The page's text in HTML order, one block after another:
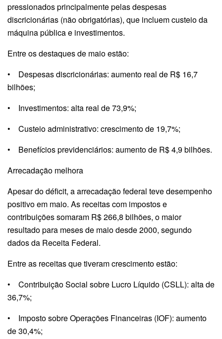
pressionados principalmente pelas despesas
discricionárias (não obrigatórias), que incluem custeio da
máquina pública e investimentos.
Entre os destaques de maio estão:
• Despesas discricionárias: aumento real de R$ 16,7
bilhões;
• Investimentos: alta real de 73,9%;
• Custeio administrativo: crescimento de 19,7%;
• Benefícios previdenciários: aumento de R$ 4,9 bilhões.
Arrecadação melhora
Apesar do déficit, a arrecadação federal teve desempenho
positivo em maio. As receitas com impostos e
contribuições somaram R$ 266,8 bilhões, o maior
resultado para meses de maio desde 2000, segundo
dados da Receita Federal.
Entre as receitas que tiveram crescimento estão:
• Contribuição Social sobre Lucro Líquido (CSLL): alta de
36,7%;
• Imposto sobre Operações Financeiras (IOF): aumento
de 30,4%;